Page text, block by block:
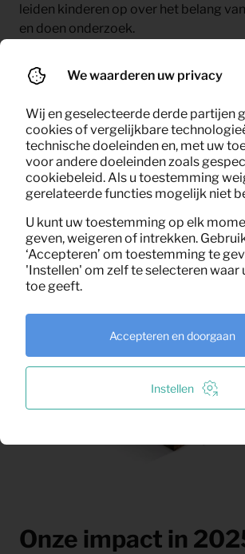
leiden kinderen op over het belang
en doen onderzoek.
regenwoud leert kennen, hoe beter je
Onze impact in
We waarderen uw privacy
Wij en geselecteerde derde partijen
cookies of vergelijkbare
technische doeleinden en, met uw
voor andere doeleinden zoals
cookiebeleid. Als u toestemming
gerelateerde functies mogelijk niet
U kunt uw toestemming op elk
geven, weigeren of intrekken.
‘Accepteren’ om toestemming te
'Instellen' om zelf te selecteren
toe geeft.
Instellen
Accepteren en doorgaan